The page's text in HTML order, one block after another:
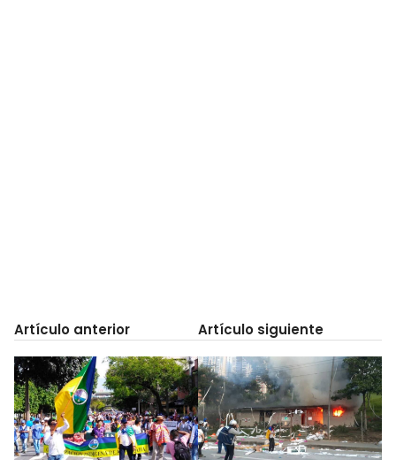
Artículo anterior Artículo siguiente